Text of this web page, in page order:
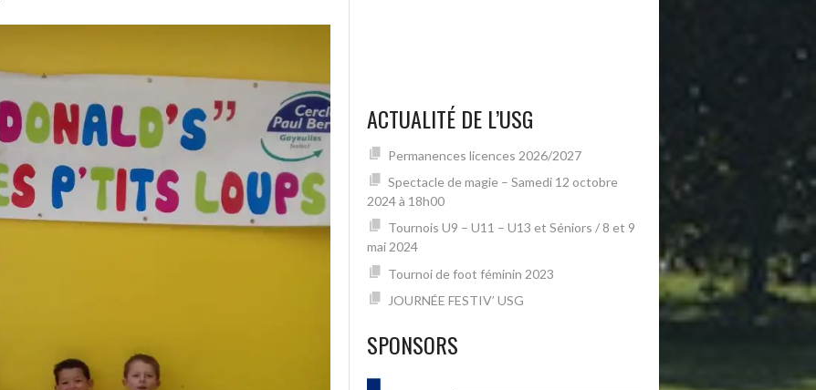
ACTUALITÉ DE L’USG
Permanences licences 2026/2027
Spectacle de magie – Samedi 12 octobre
2024 à 18h00
Tournois U9 – U11 – U13 et Séniors / 8 et 9
mai 2024
Tournoi de foot féminin 2023
JOURNÉE FESTIV’ USG
SPONSORS